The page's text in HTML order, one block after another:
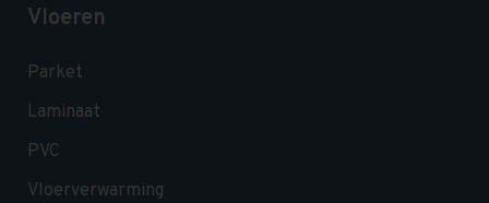
Vloeren
Parket
Laminaat
PVC
Vloerverwarming